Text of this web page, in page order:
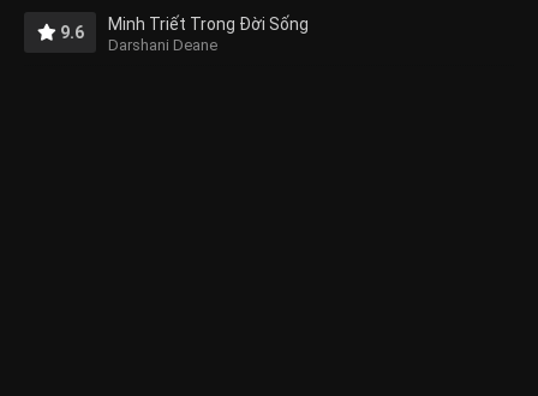
9.6 Minh Triết Trong Đời Sống
Darshani Deane